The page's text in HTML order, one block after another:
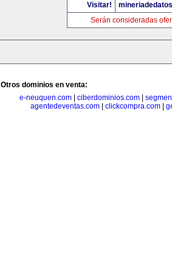
Visitar!
Serán consideradas
Otros dominios en venta:
e-neuquen.com
ciberdominios.com
agentedeventas.com| clickcompra.com|